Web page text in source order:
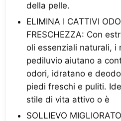
della pelle.
ELIMINA I CATTIVI
FRESCHEZZA: Con
oli essenziali naturali, i
pediluvio aiutano a
odori, idratano e
piedi freschi e puliti.
stile di vita attivo o è
SOLLIEVO